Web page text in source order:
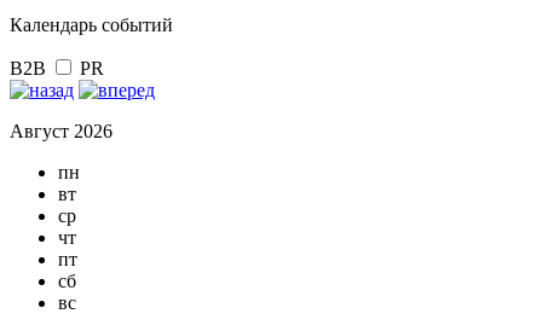
Календарь событий
B2B PR
Август 2026
пн
вт
ср
чт
пт
сб
вс